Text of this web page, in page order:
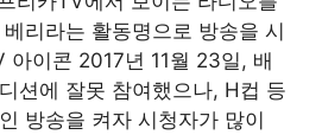
리라는 활동명으로 방송을 시
아이콘 2017년 11월 23일, 배
션에 잘못 참여했으나, H컵 등
방송을 켜자 시청자가 많이